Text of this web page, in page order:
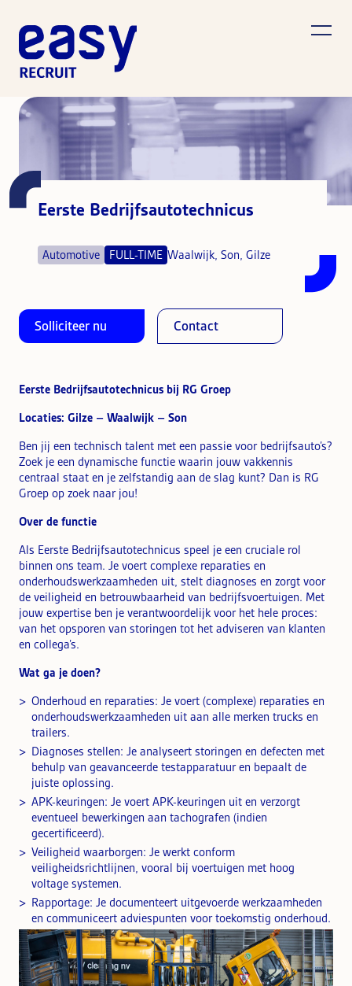
Eerste Bedrijfsautotechnicus
Automotive FULL-TIME Waalwijk, Son, Gilze
Solliciteer nu Contact
Eerste Bedrijfsautotechnicus bij RG Groep
Locaties: Gilze – Waalwijk – Son
Ben jij een technisch talent met een passie voor bedrijfsauto’s?
Zoek je een dynamische functie waarin jouw vakkennis
centraal staat en je zelfstandig aan de slag kunt? Dan is RG
Groep op zoek naar jou!
Over de functie
Als Eerste Bedrijfsautotechnicus speel je een cruciale rol
binnen ons team. Je voert complexe reparaties en
onderhoudswerkzaamheden uit, stelt diagnoses en zorgt voor
de veiligheid en betrouwbaarheid van bedrijfsvoertuigen. Met
jouw expertise ben je verantwoordelijk voor het hele proces:
van het opsporen van storingen tot het adviseren van klanten
en collega’s.
Wat ga je doen?
Onderhoud en reparaties: Je voert (complexe) reparaties en
onderhoudswerkzaamheden uit aan alle merken trucks en
trailers.
Diagnoses stellen: Je analyseert storingen en defecten met
behulp van geavanceerde testapparatuur en bepaalt de
juiste oplossing.
APK-keuringen: Je voert APK-keuringen uit en verzorgt
eventueel bewerkingen aan tachografen (indien
gecertificeerd).
Veiligheid waarborgen: Je werkt conform
veiligheidsrichtlijnen, vooral bij voertuigen met hoog
voltage systemen.
Rapportage: Je documenteert uitgevoerde werkzaamheden
en communiceert adviespunten voor toekomstig onderhoud.